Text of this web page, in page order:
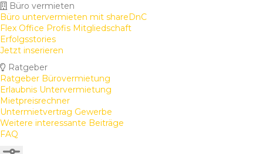
Büro vermieten
Büro untervermieten mit shareDnC
Flex Office Profis Mitgliedschaft
Erfolgsstories
Jetzt inserieren
Ratgeber
Ratgeber Bürovermietung
Erlaubnis Untervermietung
Mietpreisrechner
Untermietvertrag Gewerbe
Weitere interessante Beiträge
FAQ